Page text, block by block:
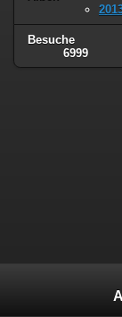
Besuche
6999